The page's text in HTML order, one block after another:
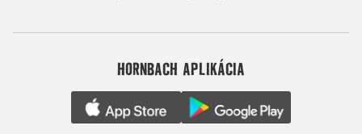
HORNBACH APLIKÁCIA